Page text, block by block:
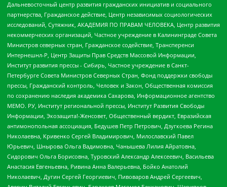
Дальневосточный центр развития гражданских инициатив и социального
партнерства, Гражданское действие, Центр независимых социологических
исследований, Сутяжник, АКАДЕМИЯ ПО ПРАВАМ ЧЕЛОВЕКА, Центр развития
некоммерческих организаций, Частное учреждение в Калининграде Совета
Министров северных стран, Гражданское содействие, Трансперенси
Интернешнл-Р, Центр Защиты Прав Средств Массовой Информации,
Институт развития прессы - Сибирь, Частное учреждение в Санкт-
Петербурге Совета Министров Северных Стран, Фонд поддержки свободы
прессы, Гражданский контроль, Человек и Закон, Общественная комиссия
по сохранению наследия академика Сахарова, Информационное агентство
МЕМО. РУ, Институт региональной прессы, Институт Развития Свободы
Информации, Экозащита!-Женсовет, Общественный вердикт, Евразийская
антимонопольная ассоциация, Бедушев Петр Петрович, Дзугкоева Регина
Николаевна, Кривенко Сергей Владимирович, Милославский Павел
Юрьевич, Шнырова Ольга Вадимовна, Чанышева Лилия Айратовна,
Сидорович Ольга Борисовна, Туровский Александр Алексеевич, Васильева
Анастасия Евгеньевна, Ривина Анна Валерьевна, Бойко Анатолий
Николаевич, Дугин Сергей Георгиевич, Пивоваров Андрей Сергеевич,